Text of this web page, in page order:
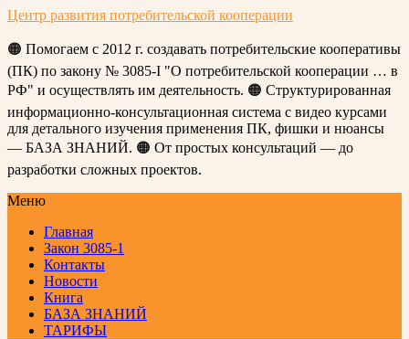
Центр развития потребительской кооперации
🟠 Помогаем с 2012 г. создавать потребительские кооперативы
(ПК) по закону № 3085-I "О потребительской кооперации … в
РФ" и осуществлять им деятельность. 🟠 Структурированная
информационно-консультационная система с видео курсами
для детального изучения применения ПК, фишки и нюансы
— БАЗА ЗНАНИЙ. 🟠 От простых консультаций — до
разработки сложных проектов.
Меню
Главная
Закон 3085-1
Контакты
Новости
Книга
БАЗА ЗНАНИЙ
ТАРИФЫ